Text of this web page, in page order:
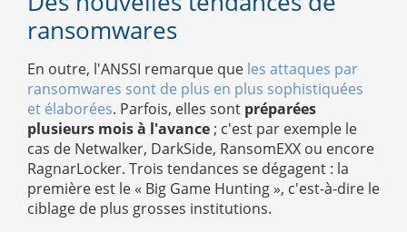
ransomwares
En outre, l'ANSSI remarque que les attaques par
ransomwares sont de plus en plus sophistiquées
et élaborées. Parfois, elles sont préparées
plusieurs mois à l'avance ; c'est par exemple le
cas de Netwalker, DarkSide, RansomEXX ou encore
RagnarLocker. Trois tendances se dégagent : la
première est le « Big Game Hunting », c'est-à-dire le
ciblage de plus grosses institutions.